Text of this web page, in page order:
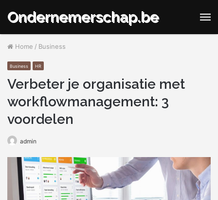
Ondernemerschap.be
Home / Business
Business HR
Verbeter je organisatie met
workflowmanagement: 3
voordelen
admin